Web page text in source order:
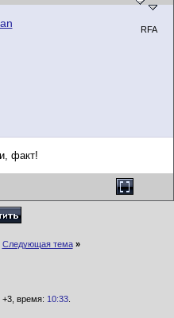
RFA
факт!
Следующая тема »
+3, время: 10:33.